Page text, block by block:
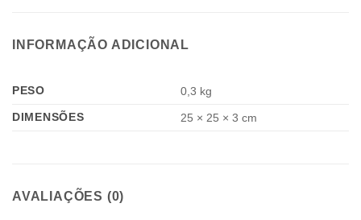
INFORMAÇÃO ADICIONAL
PESO
0,3 kg
DIMENSÕES
25 × 25 × 3 cm
AVALIAÇÕES (0)